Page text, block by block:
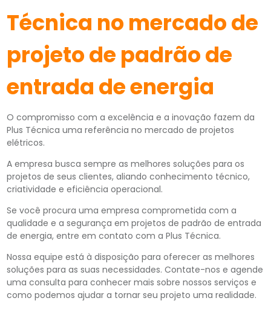
Técnica no mercado de
projeto de padrão de
entrada de energia
O compromisso com a excelência e a inovação fazem da
Plus Técnica uma referência no mercado de projetos
elétricos.
A empresa busca sempre as melhores soluções para os
projetos de seus clientes, aliando conhecimento técnico,
criatividade e eficiência operacional.
Se você procura uma empresa comprometida com a
qualidade e a segurança em projetos de padrão de entrada
de energia, entre em contato com a Plus Técnica.
Nossa equipe está à disposição para oferecer as melhores
soluções para as suas necessidades. Contate-nos e agende
uma consulta para conhecer mais sobre nossos serviços e
como podemos ajudar a tornar seu projeto uma realidade.